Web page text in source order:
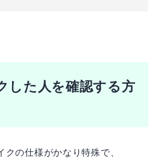
した人を確認する方
の仕様がかなり特殊で、